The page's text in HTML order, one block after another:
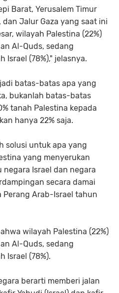
Barat, Yerusalem Timur
Jalur Gaza yang saat ini
wilayah Palestina (22%)
Al-Quds, sedang
Israel (78%)," jelasnya.
batas-batas apa yang
bukanlah batas-batas
tanah Palestina kepada
hanya 22% saja.
solusi untuk apa yang
yang menyerukan
Israel dan negara
secara damai
Arab-Israel tahun
wilayah Palestina (22%)
Al-Quds, sedang
Israel (78%).
berarti memberi jalan